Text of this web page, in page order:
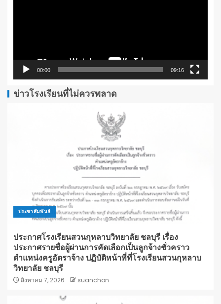
00:00 09:16
ข่าวโรงเรียนที่ไม่ควรพลาด
ประชาสัมพันธ์
ประกาศโรงเรียนสวนกุหลาบวิทยาลัย ชลบุรี เรื่อง
ประกาศรายชื่อผู้ผ่านการคัดเลือกเป็นลูกจ้างชั่วคราว
ตำแหน่งครูอัตราจ้าง ปฏิบัติหน้าที่ที่โรงเรียนสวนกุหลาบ
วิทยาลัย ชลบุรี
สิงหาคม 7, 2026 suanchon